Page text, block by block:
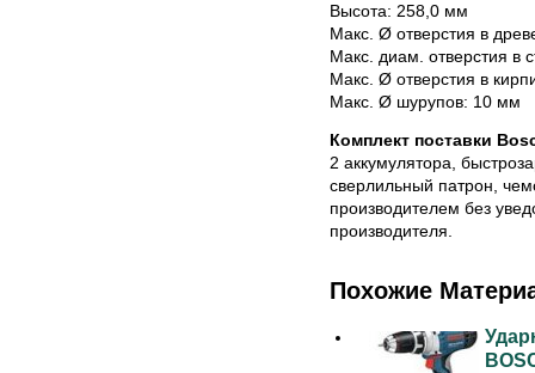
Высота: 258,0 мм
Макс. Ø отверстия в
Макс. диам. отверстия в
Макс. Ø отверстия в
Макс. Ø шурупов: 10 мм
Комплект поставки
2 аккумулятора,
сверлильный патрон,
производителем без
производителя.
Похожие